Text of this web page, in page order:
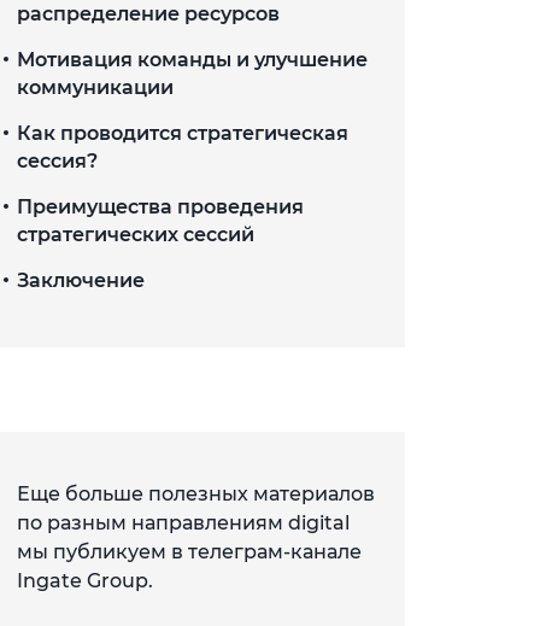
распределение ресурсов
Мотивация команды и улучшение
коммуникации
Как проводится стратегическая
сессия?
Преимущества проведения
стратегических сессий
Заключение
Еще больше полезных материалов
по разным направлениям digital
мы публикуем в телеграм-канале
Ingate Group.